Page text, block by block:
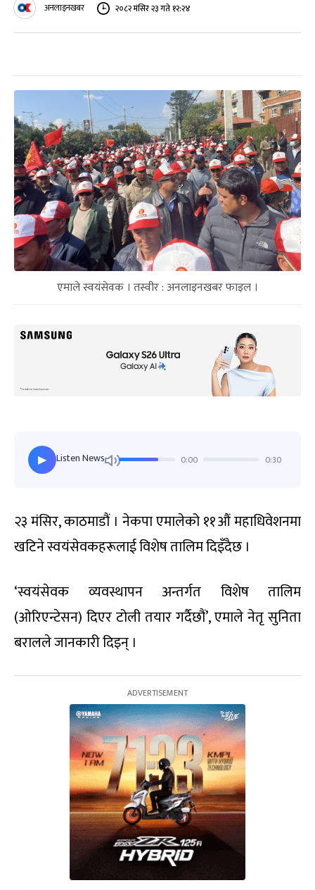
अनलाइनखबर २०८२ मंसिर २३ गते १२:२४
एमाले स्वयंसेवक । तस्वीर : अनलाइनखबर फाइल ।
▶ Listen News 0:00 0:30
२३ मंसिर, काठमाडौं । नेकपा एमालेको ११औं महाधिवेशनमा
खटिने स्वयंसेवकहरूलाई विशेष तालिम दिइँदैछ ।
‘स्वयंसेवक व्यवस्थापन अन्तर्गत विशेष तालिम
(ओरिएन्टेसन) दिएर टोली तयार गर्दैछौं’, एमाले नेतृ सुनिता
बरालले जानकारी दिइन् ।